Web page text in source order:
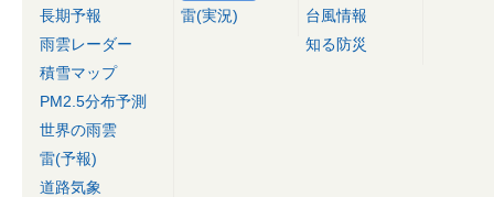
長期予報
雨雲レーダー
積雪マップ
PM2.5分布予測
世界の雨雲
雷(予報)
道路気象
雷(実況)
台風情報
知る防災